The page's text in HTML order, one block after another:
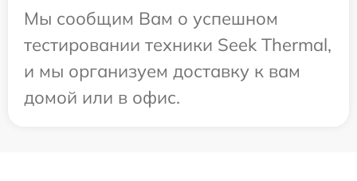
Мы сообщим Вам о успешном
тестировании техники Seek Thermal,
и мы организуем доставку к вам
домой или в офис.